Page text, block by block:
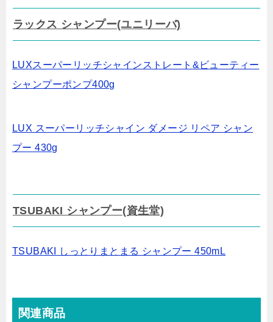
ラックス シャンプー(ユニリーバ)
LUXスーパーリッチシャインストレート&ビューティー
シャンプーポンプ400g
LUX スーパーリッチシャイン ダメージ リペア シャン
プー 430g
TSUBAKI シャンプー(資生堂)
TSUBAKI しっとりまとまる シャンプー 450mL
関連商品